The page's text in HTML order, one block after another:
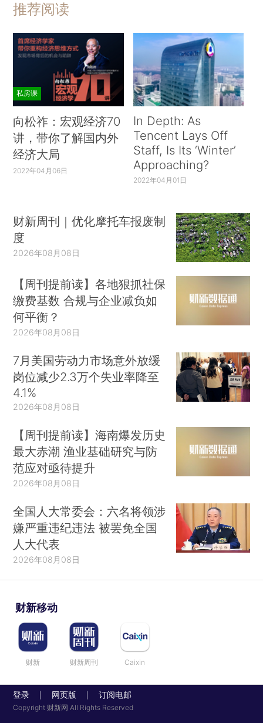
推荐阅读
私房课
向松祚：宏观经济70
讲，带你了解国内外
经济大局
2022年04月06日
In Depth: As
Tencent Lays Off
Staff, Is Its ‘Winter’
Approaching?
2022年04月01日
财新周刊｜优化摩托车报废制
度
2026年08月08日
【周刊提前读】各地狠抓社保
缴费基数 合规与企业减负如
何平衡？
2026年08月08日
7月美国劳动力市场意外放缓
岗位减少2.3万个失业率降至
4.1%
2026年08月08日
【周刊提前读】海南爆发历史
最大赤潮 渔业基础研究与防
范应对亟待提升
2026年08月08日
全国人大常委会：六名将领涉
嫌严重违纪违法 被罢免全国
人大代表
2026年08月08日
财新移动
财新 财新周刊 Caixin
登录 网页版 订阅电邮
Copyright 财新网 All Rights Reserved